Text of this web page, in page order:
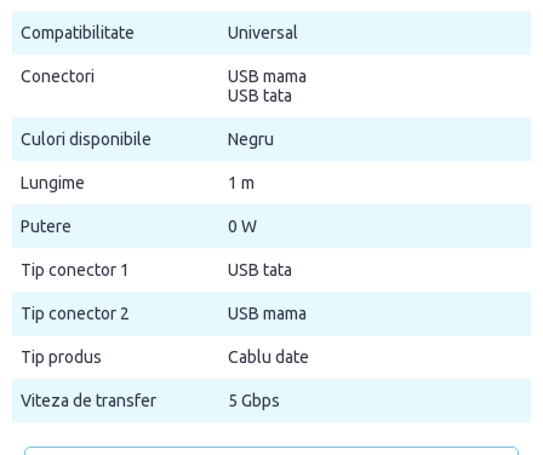
Compatibilitate Universal
Conectori
USB mama
USB tata
Culori disponibile Negru
Lungime 1 m
Putere 0 W
Tip conector 1 USB tata
Tip conector 2 USB mama
Tip produs Cablu date
Viteza de transfer 5 Gbps